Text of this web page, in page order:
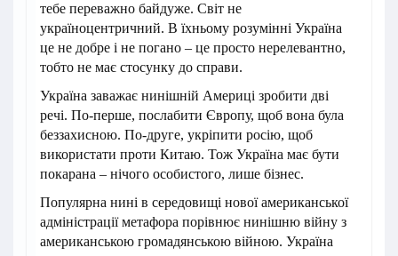
тебе переважно байдуже. Світ не
україноцентричний. В їхньому розумінні Україна
це не добре і не погано – це просто нерелевантно,
тобто не має стосунку до справи.
Україна заважає нинішній Америці зробити дві
речі. По-перше, послабити Європу, щоб вона була
беззахисною. По-друге, укріпити росію, щоб
використати проти Китаю. Тож Україна має бути
покарана – нічого особистого, лише бізнес.
Популярна нині в середовищі нової американської
адміністрації метафора порівнює нинішню війну з
американською громадянською війною. Україна